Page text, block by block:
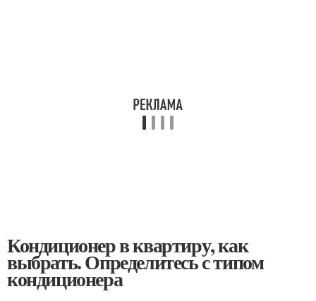
Кондиционер в квартиру, как
выбрать. Определитесь с типом
кондиционера